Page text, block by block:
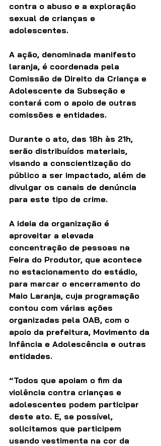
contra o abuso e a exploração
sexual de crianças e
adolescentes.
A ação, denominada manifesto
laranja, é coordenada pela
Comissão de Direito da Criança e
Adolescente da Subseção e
contará com o apoio de outras
comissões e entidades.
Durante o ato, das 18h às 21h,
serão distribuídos materiais,
visando a conscientização do
público a ser impactado, além de
divulgar os canais de denúncia
para este tipo de crime.
A ideia da organização é
aproveitar a elevada
concentração de pessoas na
Feira do Produtor, que acontece
no estacionamento do estádio,
para marcar o encerramento do
Maio Laranja, cuja programação
contou com várias ações
organizadas pela OAB, com o
apoio da prefeitura, Movimento da
Infância e Adolescência e outras
entidades.
“Todos que apoiam o fim da
violência contra crianças e
adolescentes podem participar
deste ato. E, se possível,
solicitamos que participem
usando vestimenta na cor da